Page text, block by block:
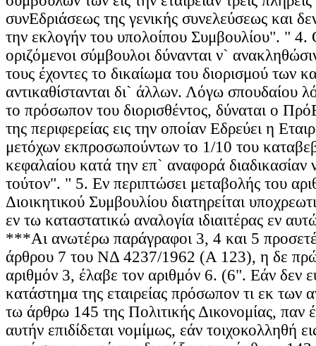
συνΕδριάσεως της γενικής συνελεύσεως και
την εκλογήν του υπολοίπου Συμβουλίου". " 4.
οριζόμενοι σύμβουλοι δύνανται ν`
τους έχοντες το δικαίωμα του διορισμού των
αντικαθίστανται δι` άλλων. Λόγω σπουδαίου
το πρόσωπον του διορισθέντος, δύναται ο
της περιφερείας εις την οποίαν Εδρεύει η
μετόχων εκπροσωπούντων το 1/10 του
κεφαλαίου κατά την επ` αναφορά διαδικασίαν
τούτον". " 5. Εν περιπτώσει μεταβολής του
Διοικητικού Συμβουλίου διατηρείται
εν τω καταστατικώ αναλογία ιδιαιτέρας εν
***Αι ανωτέρω παράγραφοι 3, 4 και 5
άρθρου 7 του ΝΔ 4237/1962 (Α 123), η δε
αριθμόν 3, έλαβε τον αριθμόν 6. (6". Εάν δεν
κατάστημα της εταιρείας πρόσωπον τι εκ των
τω άρθρω 145 της Πολιτικής Δικονομίας, παν
αυτήν επιδίδεται νομίμως, εάν τοιχοκολληθή